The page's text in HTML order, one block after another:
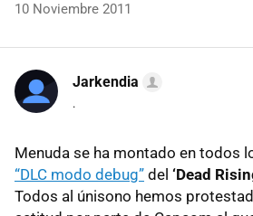
10 Noviembre 2011
Jarkendia
.
Menuda se ha montado en todos
“DLC modo debug” del ‘Dead
Todos al únisono hemos